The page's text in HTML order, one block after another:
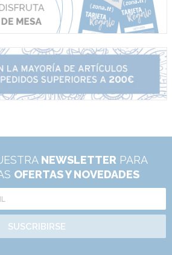
NEWSLETTER PARA
OFERTAS Y NOVEDADES
SUSCRIBIRSE